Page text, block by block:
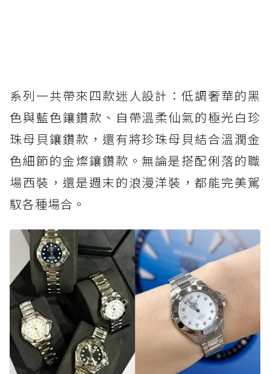
系列一共帶來四款迷人設計：低調奢華的黑
色與藍色鑲鑽款、自帶溫柔仙氣的極光白珍
珠母貝鑲鑽款，還有將珍珠母貝結合溫潤金
色細節的金燦鑲鑽款。無論是搭配俐落的職
場西裝，還是週末的浪漫洋裝，都能完美駕
馭各種場合。